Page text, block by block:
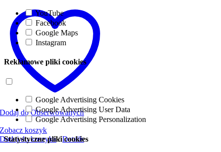
Dodaj do Obserwowanych
Zobacz koszyk
Dodaj do koszyka / Details
YouTube
Facebook
Google Maps
Instagram
Reklamowe pliki cookies
Google Advertising Cookies
Google Advertising User Data
Google Advertising Personalization
Statystyczne pliki cookies